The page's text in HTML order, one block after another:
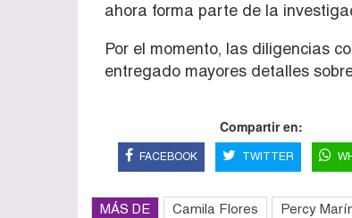
ahora forma parte de la
Por el momento, las diligencias
entregado mayores detalles
Compartir en:
FACEBOOK TWITTER
MÁS DE Camila Flores Percy